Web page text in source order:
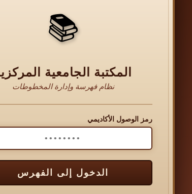
📚
المكتبة الجامعية
نظام فهرسة وإدارة المخطوطات
رمز الوصول الأكاديمي
الدخول إلى الفهرس